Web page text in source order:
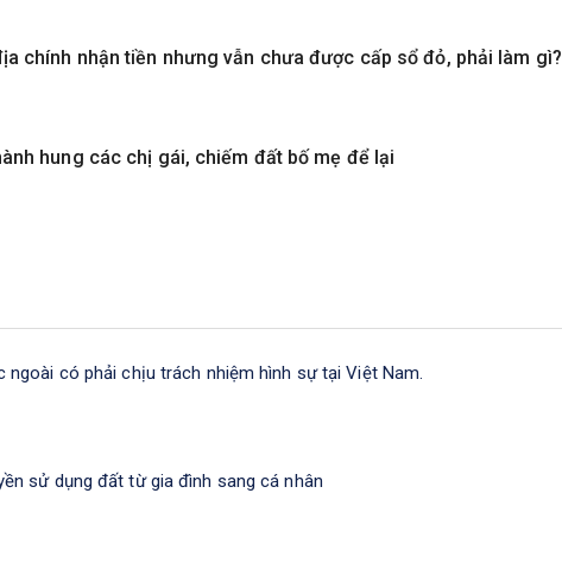
chính nhận tiền nhưng vẫn chưa được cấp sổ đỏ, phải làm gì?
hung các chị gái, chiếm đất bố mẹ để lại
ngoài có phải chịu trách nhiệm hình sự tại Việt Nam.
sử dụng đất từ gia đình sang cá nhân